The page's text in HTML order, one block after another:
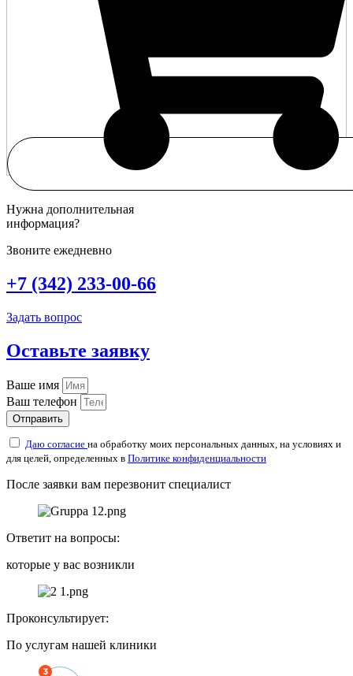
Нужна дополнительная
информация?
Звоните ежедневно
+7 (342) 233-00-66
Задать вопрос
Оставьте заявку
Ваше имя
Ваш телефон
Даю согласие на обработку моих персональных данных, на условиях и
для целей, определенных в Политике конфиденциальности
Отправить
После заявки вам перезвонит специалист
Ответит на вопросы:
которые у вас возникли
Проконсультирует:
По услугам нашей клиники